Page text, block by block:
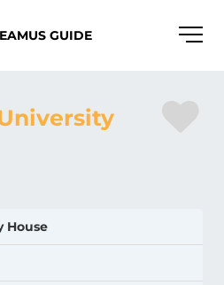
GUIDE
Toggle
House